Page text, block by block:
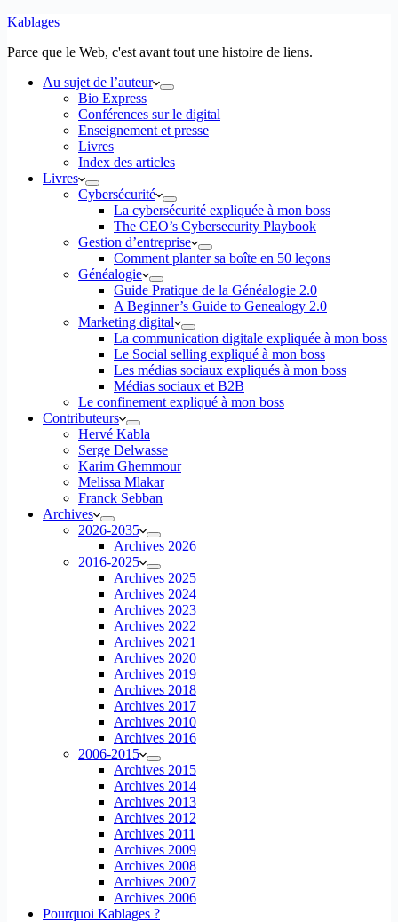
Kablages
Parce que le Web, c'est avant tout une histoire de liens.
Au sujet de l’auteur
Bio Express
Conférences sur le digital
Enseignement et presse
Livres
Index des articles
Livres
Cybersécurité
La cybersécurité expliquée à mon boss
The CEO’s Cybersecurity Playbook
Gestion d’entreprise
Comment planter sa boîte en 50 leçons
Généalogie
Guide Pratique de la Généalogie 2.0
A Beginner’s Guide to Genealogy 2.0
Marketing digital
La communication digitale expliquée à mon boss
Le Social selling expliqué à mon boss
Les médias sociaux expliqués à mon boss
Médias sociaux et B2B
Le confinement expliqué à mon boss
Contributeurs
Hervé Kabla
Serge Delwasse
Karim Ghemmour
Melissa Mlakar
Franck Sebban
Archives
2026-2035
Archives 2026
2016-2025
Archives 2025
Archives 2024
Archives 2023
Archives 2022
Archives 2021
Archives 2020
Archives 2019
Archives 2018
Archives 2017
Archives 2010
Archives 2016
2006-2015
Archives 2015
Archives 2014
Archives 2013
Archives 2012
Archives 2011
Archives 2009
Archives 2008
Archives 2007
Archives 2006
Pourquoi Kablages ?